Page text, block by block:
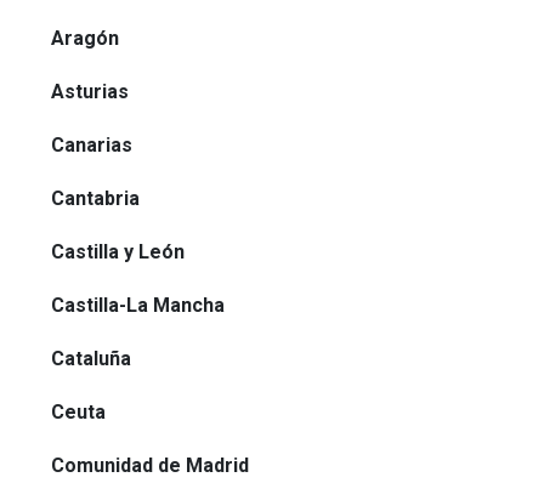
Aragón
Asturias
Canarias
Cantabria
Castilla y León
Castilla-La Mancha
Cataluña
Ceuta
Comunidad de Madrid